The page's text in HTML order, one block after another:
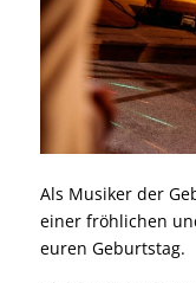
Als Musiker der
einer fröhlichen
euren Geburtstag.
Gleichzeitig
die Party nicht in
Ballermann ausartet.